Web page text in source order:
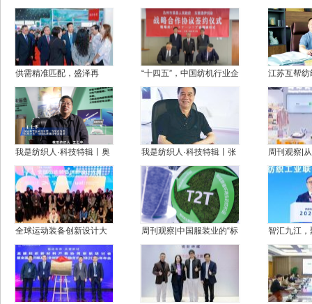
岸联动深耕北美市场！
辑——专访绍兴艾法纺织
品有限公司总经理张玉明
干派——专
区华舍政
司总经理鲁
供需精准匹配，盛泽再
续“布”凡之约！第三届“中
国（盛泽）服装产业链供
需对接订货会”圆满收官
“十四五”，中国纺机行业企
业这样走过！
江苏互帮
司董事长
助，打造
品牌
我是纺织人·科技特辑丨奥
神新材董事长王士华：37
年潜心坚守，只为一根“黄
金丝” ！
我是纺织人·科技特辑丨张
国良：从车间里走出来的
科学家
周刊观察|
群：“共享
全球运动装备创新设计大
赛全球协同，灵龙大模型
赋能
周刊观察|中国服装业的“标
签革命”与全球标准突围
智汇九江
2025纺织
代化建设新